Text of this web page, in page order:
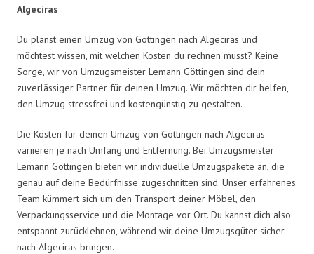
Algeciras
Du planst einen Umzug von Göttingen nach Algeciras und
möchtest wissen, mit welchen Kosten du rechnen musst? Keine
Sorge, wir von Umzugsmeister Lemann Göttingen sind dein
zuverlässiger Partner für deinen Umzug. Wir möchten dir helfen,
den Umzug stressfrei und kostengünstig zu gestalten.
Die Kosten für deinen Umzug von Göttingen nach Algeciras
variieren je nach Umfang und Entfernung. Bei Umzugsmeister
Lemann Göttingen bieten wir individuelle Umzugspakete an, die
genau auf deine Bedürfnisse zugeschnitten sind. Unser erfahrenes
Team kümmert sich um den Transport deiner Möbel, den
Verpackungsservice und die Montage vor Ort. Du kannst dich also
entspannt zurücklehnen, während wir deine Umzugsgüter sicher
nach Algeciras bringen.